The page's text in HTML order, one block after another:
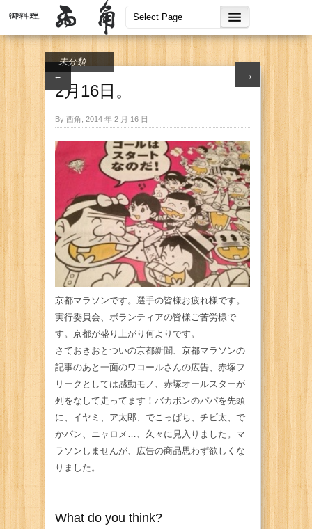
← →
未分類
2月16日。
By 西角, 2014 年 2 月 16 日
京都マラソンです。選手の皆様お疲れ様です。
実行委員会、ボランティアの皆様ご苦労様で
す。京都が盛り上がり何よりです。
さておきおとついの京都新聞、京都マラソンの
記事のあと一面のワコールさんの広告、赤塚フ
リークとしては感動モノ、赤塚オールスターが
列をなして走ってます！バカボンのパパを先頭
に、イヤミ、ア太郎、でこっぱち、チビ太、で
かパン、ニャロメ…、久々に見入りました。マ
ラソンしませんが、広告の商品思わず欲しくな
りました。
What do you think?